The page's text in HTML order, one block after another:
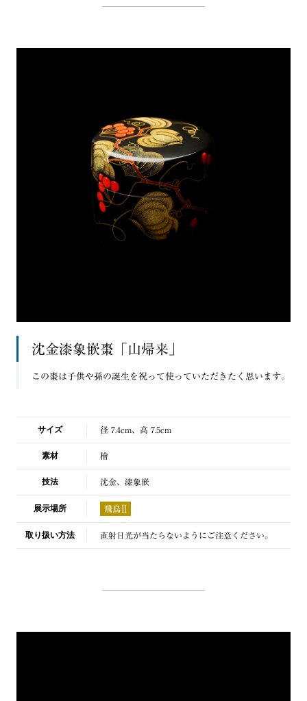
沈金漆象嵌棗「山帰来」
この棗は子供や孫の誕生を祝って使っていただきたく思います。
サイズ 径 7.4cm、高 7.5cm
素材 檜
技法 沈金、漆象嵌
展示場所
取り扱い方法 直射日光が当たらないようにご注意ください。